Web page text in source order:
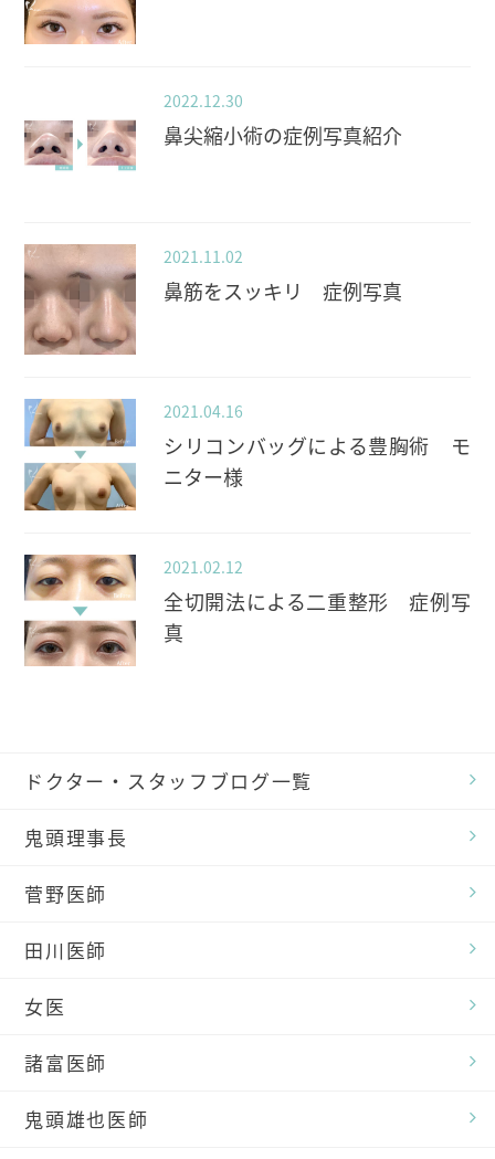
2022.12.30
鼻尖縮小術の症例写真紹介
2021.11.02
鼻筋をスッキリ 症例写真
2021.04.16
シリコンバッグによる豊胸術 モ
ニター様
2021.02.12
全切開法による二重整形 症例写
真
ドクター・スタッフブログ一覧
鬼頭理事長
菅野医師
田川医師
女医
諸富医師
鬼頭雄也医師